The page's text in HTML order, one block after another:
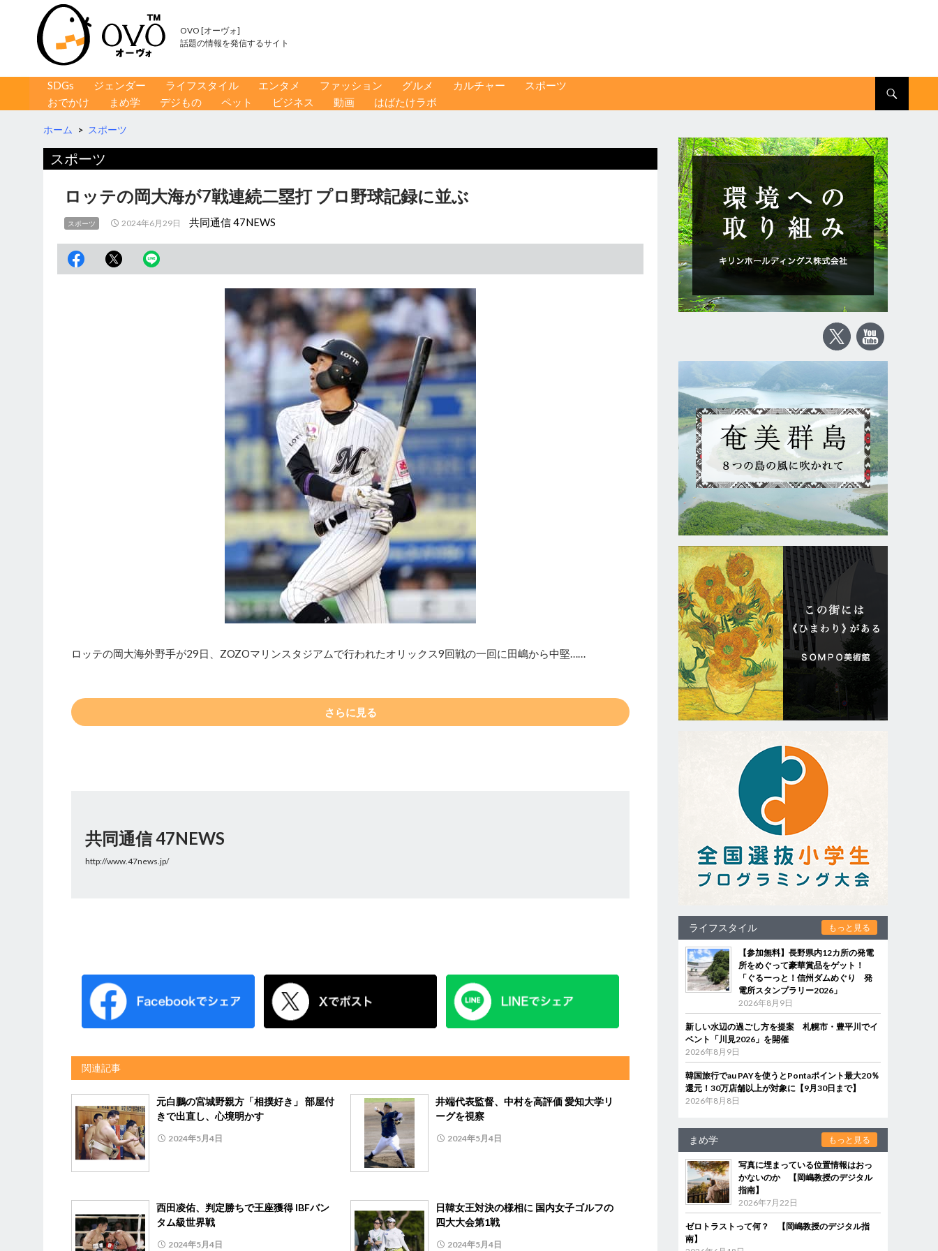
OVO [オーヴォ]
話題の情報を発信するサイト
コンテンツへ移動
SDGs ジェンダー ライフスタイル エンタメ ファッション グルメ カルチャー
スポーツ
おでかけ
まめ学 デジもの ペット ビジネス 動画 はばたけラボ
ホーム > スポーツ
スポーツ
ロッテの岡大海が7戦連続二塁打 プロ野球記録に並ぶ
スポーツ 2024年6月29日 共同通信 47NEWS
ロッテの岡大海外野手が29日、ZOZOマリンスタジアムで行われたオリックス9回戦の一回に田嶋から中堅……
さらに見る
共同通信 47NEWS
http://www.47news.jp/
関連記事
元白鵬の宮城野親方「相撲好き」 部屋付
きで出直し、心境明かす
2024年5月4日
井端代表監督、中村を高評価 愛知大学リ
ーグを視察
2024年5月4日
西田凌佑、判定勝ちで王座獲得 IBFバン
タム級世界戦
2024年5月4日
日韓女王対決の様相に 国内女子ゴルフの
四大大会第1戦
2024年5月4日
ライフスタイル もっと見る
【参加無料】長野県内12カ所の発電
所をめぐって豪華賞品をゲット！
「ぐるーっと！信州ダムめぐり 発
電所スタンプラリー2026」
2026年8月9日
新しい水辺の過ごし方を提案 札幌市・豊平川でイ
ベント「川見2026」を開催
2026年8月9日
韓国旅行でau PAYを使うとPontaポイント最大20％
還元！30万店舗以上が対象に【9月30日まで】
2026年8月8日
まめ学 もっと見る
写真に埋まっている位置情報はおっ
かないのか 【岡嶋教授のデジタル
指南】
2026年7月22日
ゼロトラストって何？ 【岡嶋教授のデジタル指
南】